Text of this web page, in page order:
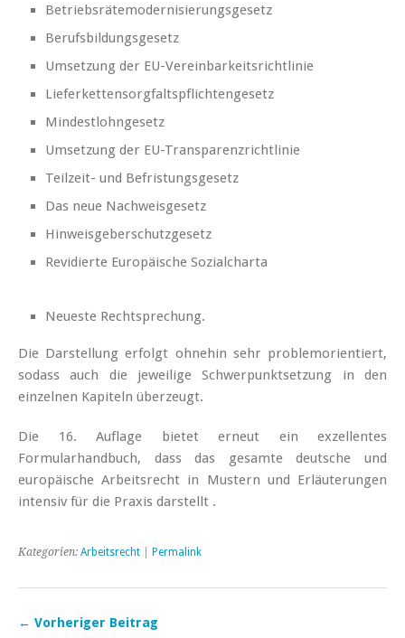
Betriebsrätemodernisierungsgesetz
Berufsbildungsgesetz
Umsetzung der EU-Vereinbarkeitsrichtlinie
Lieferkettensorgfaltspflichtengesetz
Mindestlohngesetz
Umsetzung der EU-Transparenzrichtlinie
Teilzeit- und Befristungsgesetz
Das neue Nachweisgesetz
Hinweisgeberschutzgesetz
Revidierte Europäische Sozialcharta
Neueste Rechtsprechung.
Die Darstellung erfolgt ohnehin sehr problemorientiert,
sodass auch die jeweilige Schwerpunktsetzung in den
einzelnen Kapiteln überzeugt.
Die 16. Auflage bietet erneut ein exzellentes
Formularhandbuch, dass das gesamte deutsche und
europäische Arbeitsrecht in Mustern und Erläuterungen
intensiv für die Praxis darstellt .
Kategorien: Arbeitsrecht Permalink
← Vorheriger Beitrag